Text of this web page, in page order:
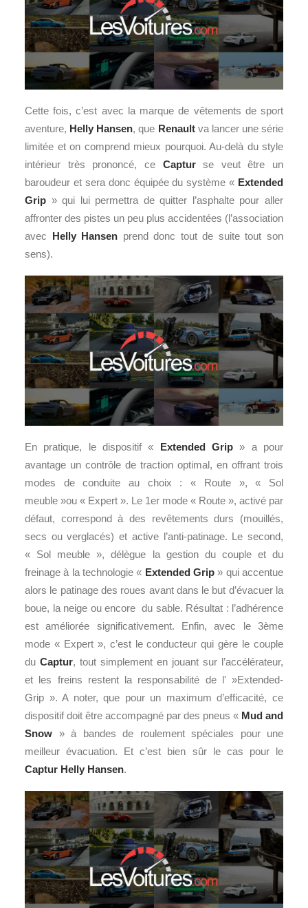
Cette fois, c’est avec la marque de vêtements de sport
aventure, Helly Hansen, que Renaultva lancer une série
limitée et on comprend mieux pourquoi. Au-delà du style
intérieur très prononcé, ce Capturse veut être un
baroudeur et sera donc équipée du système « Extended
Grip » qui lui permettra de quitter l’asphalte pour aller
affronter des pistes un peu plus accidentées (l’association
avec Helly Hansen prend donc tout de suite tout son
sens).
En pratique, le dispositif « Extended Grip » a pour
avantage un contrôle de traction optimal, en offrant trois
modes de conduite au choix : « Route », « Sol
meuble »ou « Expert ». Le 1er mode « Route », activé par
défaut, correspond à des revêtements durs (mouillés,
secs ou verglacés) et active l’anti-patinage. Le second,
« Sol meuble », délègue la gestion du couple et du
freinage à la technologie « Extended Grip » qui accentue
alors le patinage des roues avant dans le but d’évacuer la
boue, la neige ou encore du sable. Résultat : l’adhérence
est améliorée significativement. Enfin, avec le 3ème
mode « Expert », c’est le conducteur qui gère le couple
du Captur, tout simplement en jouant sur l’accélérateur,
et les freins restent la responsabilité de l' »Extended-
Grip ». A noter, que pour un maximum d’efficacité, ce
dispositif doit être accompagné par des pneus « Mud and
Snow » à bandes de roulement spéciales pour une
meilleur évacuation. Et c’est bien sûr le cas pour le
Captur Helly Hansen.